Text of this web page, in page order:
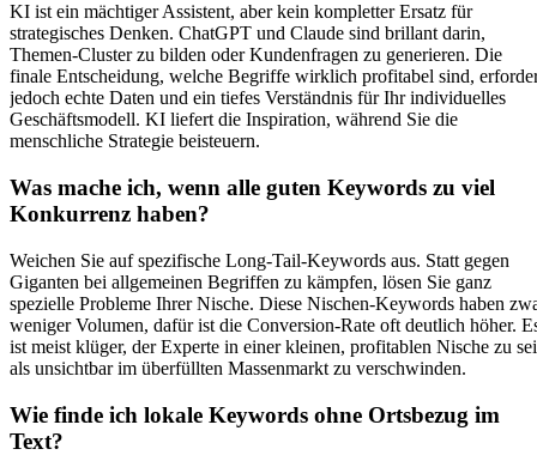
KI ist ein mächtiger Assistent, aber kein kompletter Ersatz für
strategisches Denken. ChatGPT und Claude sind brillant darin,
Themen-Cluster zu bilden oder Kundenfragen zu generieren. Die
finale Entscheidung, welche Begriffe wirklich profitabel sind,
jedoch echte Daten und ein tiefes Verständnis für Ihr individuelles
Geschäftsmodell. KI liefert die Inspiration, während Sie die
menschliche Strategie beisteuern.
Was mache ich, wenn alle guten Keywords zu viel
Konkurrenz haben?
Weichen Sie auf spezifische Long-Tail-Keywords aus. Statt gegen
Giganten bei allgemeinen Begriffen zu kämpfen, lösen Sie ganz
spezielle Probleme Ihrer Nische. Diese Nischen-Keywords haben
weniger Volumen, dafür ist die Conversion-Rate oft deutlich höher.
ist meist klüger, der Experte in einer kleinen, profitablen Nische zu
als unsichtbar im überfüllten Massenmarkt zu verschwinden.
Wie finde ich lokale Keywords ohne Ortsbezug im
Text?